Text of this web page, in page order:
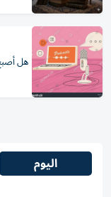
هل
اليوم